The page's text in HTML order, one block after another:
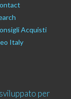
Acquisti
Italy
per